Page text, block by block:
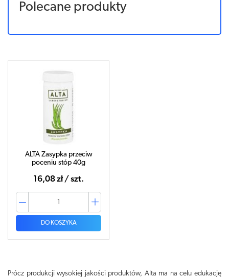
Polecane produkty
ALTA Zasypka przeciw
poceniu stóp 40g
16,08 zł / szt.
DO KOSZYKA
Prócz produkcji wysokiej jakości produktów, Alta ma na celu edukację